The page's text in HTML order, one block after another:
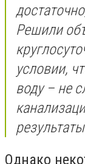
Решили
условии,
воду – не
Однако